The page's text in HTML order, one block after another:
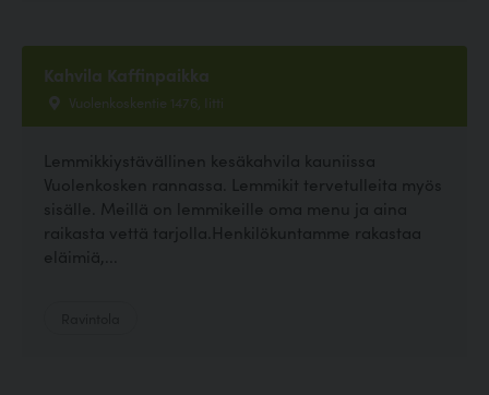
Kahvila Kaffinpaikka
Vuolenkoskentie 1476, Iitti
Lemmikkiystävällinen kesäkahvila kauniissa
Vuolenkosken rannassa. Lemmikit tervetulleita myös
sisälle. Meillä on lemmikeille oma menu ja aina
raikasta vettä tarjolla.Henkilökuntamme rakastaa
eläimiä,...